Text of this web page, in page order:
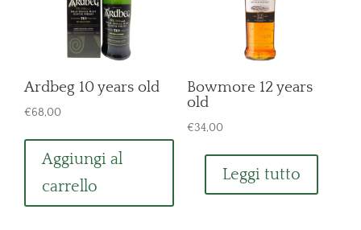
Ardbeg 10 years old
€68,00
Aggiungi al
carrello
Bowmore 12 years
old
€34,00
Leggi tutto